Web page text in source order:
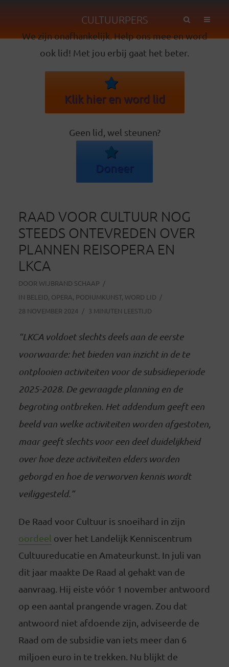
CULTUURPERS
We zijn onafhankelijk. Help ons mee en word
ook lid! Met jou erbij gaat het beter.
Klik hier en word lid
Geen lid, wel steunen?
Doneer
RAAD VOOR CULTUUR NOG
STEEDS ONTEVREDEN OVER
PLANNEN REISOPERA EN
LKCA
DOOR WIJBRAND SCHAAP
IN BELEID, OPERA, PODIUMKUNST, WORD LID
28 NOVEMBER 2024
3 MINUTEN LEESTIJD
“LKCA voldoet slechts deels aan de eerste
voorwaarde: het bieden van inzicht in de te
ontplooien activiteiten voor de subsidieperiode
2025-2028. De gevraagde planning en de
begroting ontbreken. Het addendum geeft een
beeld van welke activiteiten worden afgestoten,
maar geeft slechts voor een deel duidelijkheid
over hoe deze activiteiten elders worden
geborgd en hoe de verworven kennis wordt
veiliggesteld.”
De Raad voor Cultuur is snoeihard in zijn
oordeel over het Landelijk Kenniscentrum
Cultuureducatie en Amateurkunst. In juli van
dit jaar maakte De Raad al gehakt van de
aanvraag. Hij eiste vóór 1 november antwoord
op een aantal prangende vragen. Zou dat
antwoord niet afdoende zijn, adviseerde de
Raad om de subsidie van iets meer dan 6
miljoen euro in te trekken. Nu blijkt de